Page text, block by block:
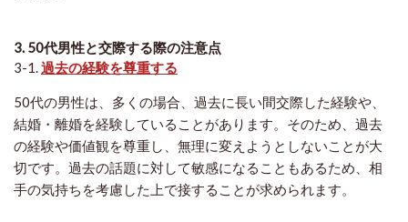
3. 50代男性と交際する際の注意点
3-1. 過去の経験を尊重する
50代の男性は、多くの場合、過去に長い間交際した経験や、
結婚・離婚を経験していることがあります。そのため、過去
の経験や価値観を尊重し、無理に変えようとしないことが大
切です。過去の話題に対して敏感になることもあるため、相
手の気持ちを考慮した上で接することが求められます。